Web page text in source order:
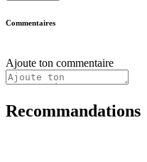
Commentaires
Ajoute ton commentaire
Recommandations